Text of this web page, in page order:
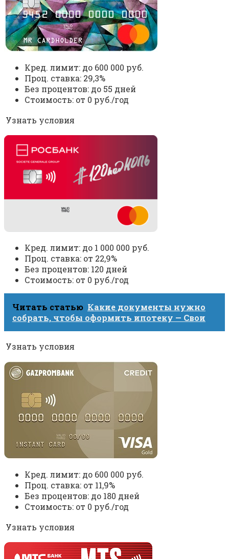
Кред. лимит: до 600 000 руб.
Проц. ставка: 29,3%
Без процентов: до 55 дней
Стоимость: от 0 руб./год
Узнать условия
Кред. лимит: до 1 000 000 руб.
Проц. ставка: от 22,9%
Без процентов: 120 дней
Стоимость: от 0 руб./год
Читать статью Какие документы нужно
собрать, чтобы оформить ипотеку — Свои
Узнать условия
Кред. лимит: до 600 000 руб.
Проц. ставка: от 11,9%
Без процентов: до 180 дней
Стоимость: от 0 руб./год
Узнать условия